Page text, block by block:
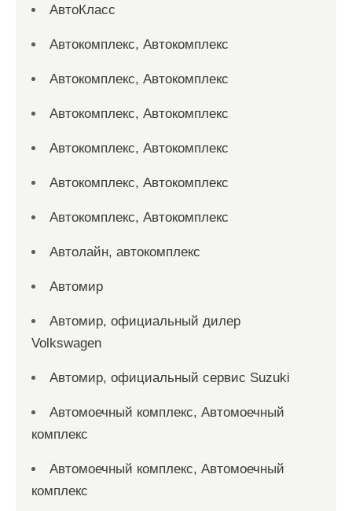
АвтоКласс
Автокомплекс, Автокомплекс
Автокомплекс, Автокомплекс
Автокомплекс, Автокомплекс
Автокомплекс, Автокомплекс
Автокомплекс, Автокомплекс
Автокомплекс, Автокомплекс
Автолайн, автокомплекс
Автомир
Автомир, официальный дилер
Volkswagen
Автомир, официальный сервис Suzuki
Автомоечный комплекс, Автомоечный
комплекс
Автомоечный комплекс, Автомоечный
комплекс